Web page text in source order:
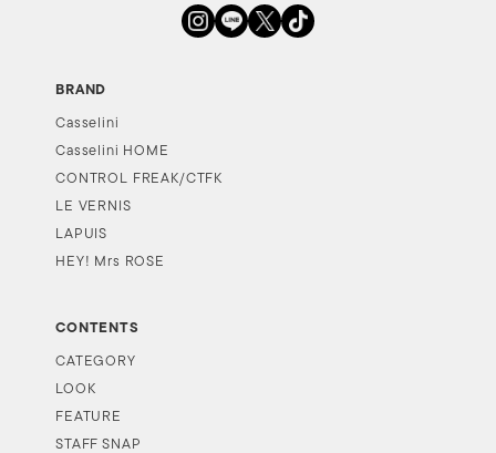
BRAND
Casselini
Casselini HOME
CONTROL FREAK/CTFK
LE VERNIS
LAPUIS
HEY! Mrs ROSE
CONTENTS
CATEGORY
LOOK
FEATURE
STAFF SNAP